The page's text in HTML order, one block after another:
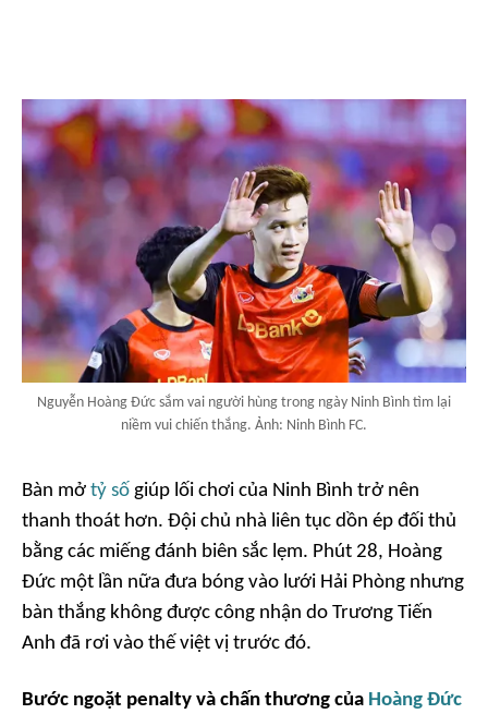
Nguyễn Hoàng Đức sắm vai người hùng trong ngày Ninh Bình tìm lại
niềm vui chiến thắng. Ảnh: Ninh Bình FC.
Bàn mở tỷ số giúp lối chơi của Ninh Bình trở nên
thanh thoát hơn. Đội chủ nhà liên tục dồn ép đối thủ
bằng các miếng đánh biên sắc lẹm. Phút 28, Hoàng
Đức một lần nữa đưa bóng vào lưới Hải Phòng nhưng
bàn thắng không được công nhận do Trương Tiến
Anh đã rơi vào thế việt vị trước đó.
Bước ngoặt penalty và chấn thương của Hoàng Đức